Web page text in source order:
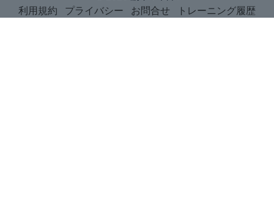
利用規約
プライバシー お問合せ トレーニング履歴